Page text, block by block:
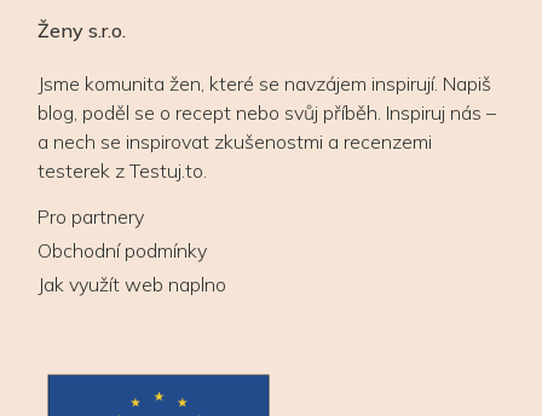
Ženy s.r.o.
Jsme komunita žen, které se navzájem inspirují. Napiš
blog, poděl se o recept nebo svůj příběh. Inspiruj nás –
a nech se inspirovat zkušenostmi a recenzemi
testerek z Testuj.to.
Pro partnery
Obchodní podmínky
Jak využít web naplno